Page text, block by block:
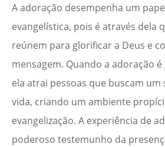
A adoração desempenha um
evangelística, pois é através dela
reúnem para glorificar a Deus e
mensagem. Quando a adoração
ela atrai pessoas que buscam
vida, criando um ambiente
evangelização. A experiência de
poderoso testemunho da